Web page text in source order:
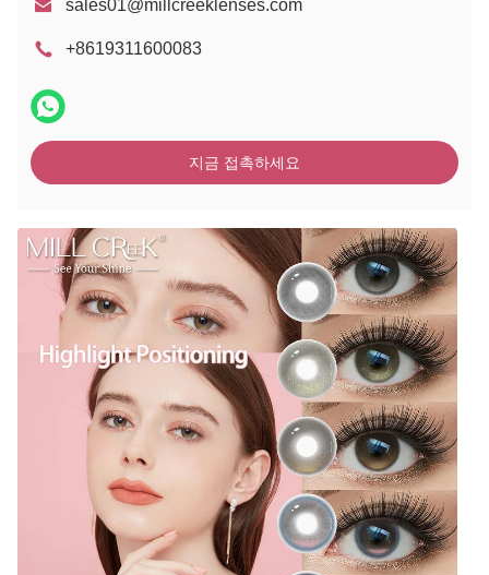
sales01@millcreeklenses.com
+8619311600083
지금 접촉하세요